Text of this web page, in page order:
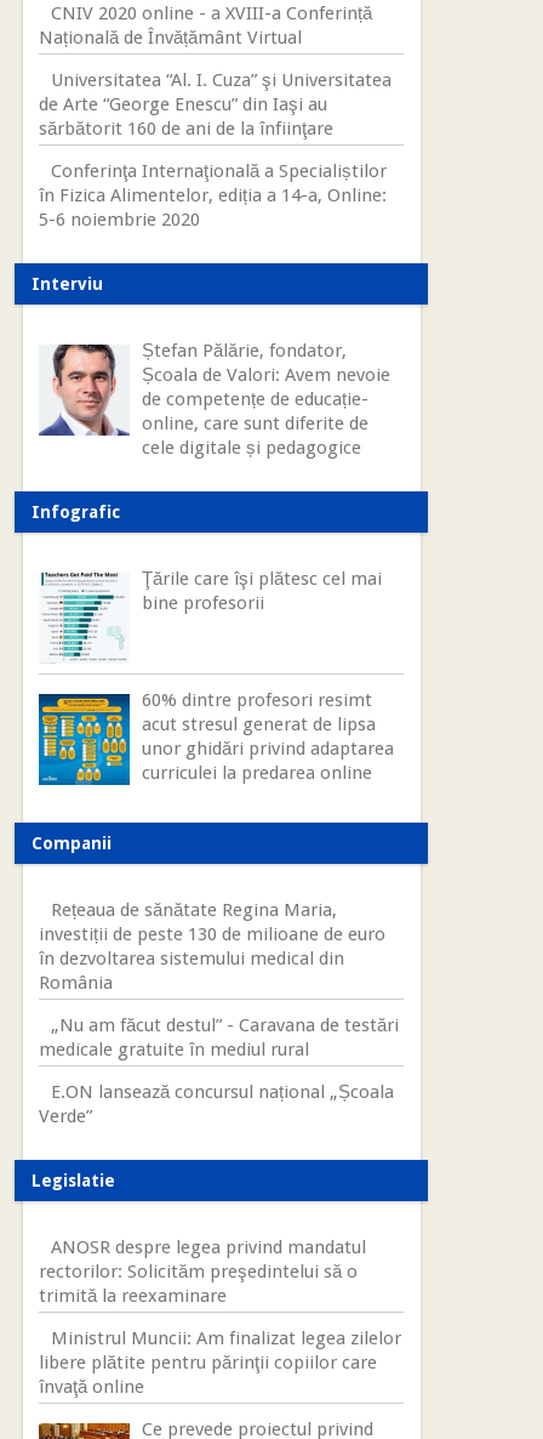
CNIV 2020 online - a XVIII-a Conferință
Națională de Învățământ Virtual
Universitatea “Al. I. Cuza” şi Universitatea
de Arte “George Enescu” din Iaşi au
sărbătorit 160 de ani de la înfiinţare
Conferinţa Internaţională a Specialiștilor
în Fizica Alimentelor, ediția a 14-a, Online:
5-6 noiembrie 2020
Interviu
Ștefan Pălărie, fondator,
Școala de Valori: Avem nevoie
de competențe de educație-
online, care sunt diferite de
cele digitale și pedagogice
Infografic
Ţările care îşi plătesc cel mai
bine profesorii
60% dintre profesori resimt
acut stresul generat de lipsa
unor ghidări privind adaptarea
curriculei la predarea online
Companii
Rețeaua de sănătate Regina Maria,
investiții de peste 130 de milioane de euro
în dezvoltarea sistemului medical din
România
„Nu am făcut destul” - Caravana de testări
medicale gratuite în mediul rural
E.ON lansează concursul național „Școala
Verde”
Legislatie
ANOSR despre legea privind mandatul
rectorilor: Solicităm preşedintelui să o
trimită la reexaminare
Ministrul Muncii: Am finalizat legea zilelor
libere plătite pentru părinţii copiilor care
învaţă online
Ce prevede proiectul privind